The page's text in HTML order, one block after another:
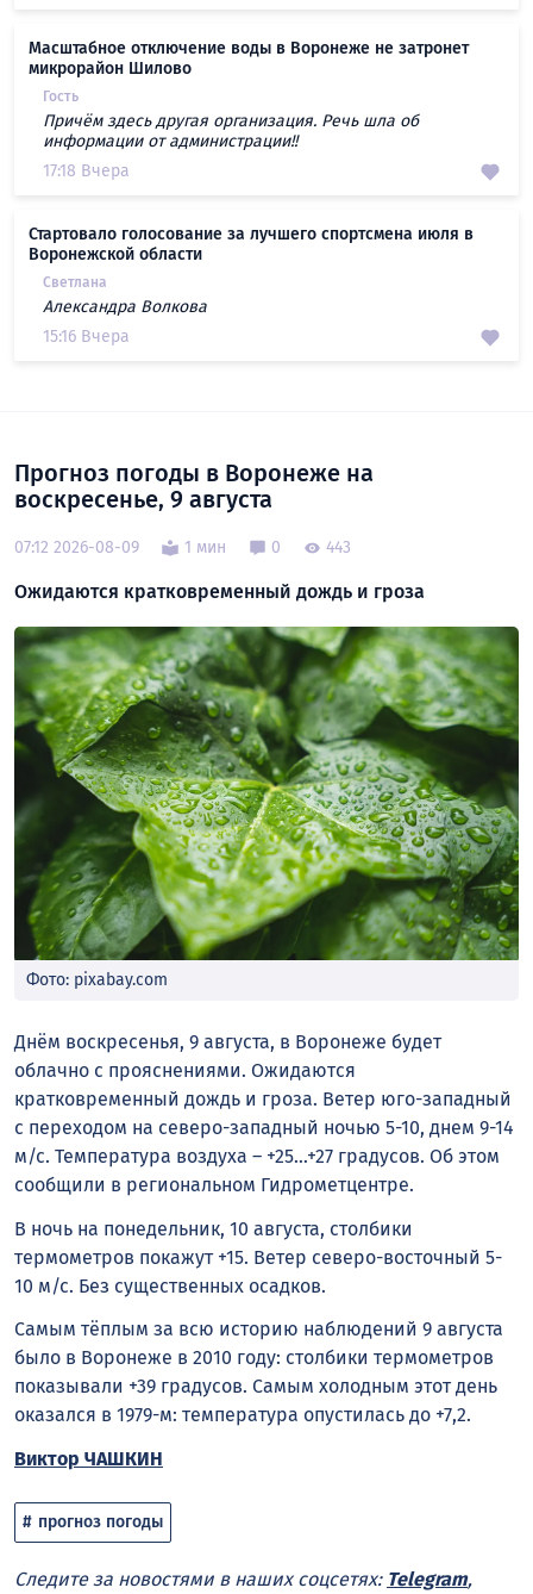
Масштабное отключение воды в Воронеже не затронет
микрорайон Шилово
Гость
Причём здесь другая организация. Речь шла об
информации от администрации!!
17:18 Вчера
Стартовало голосование за лучшего спортсмена июля в
Воронежской области
Светлана
Александра Волкова
15:16 Вчера
Прогноз погоды в Воронеже на
воскресенье, 9 августа
07:12 2026-08-09 1 мин 0 443
Ожидаются кратковременный дождь и гроза
Фото: pixabay.com
Днём воскресенья, 9 августа, в Воронеже будет
облачно с прояснениями. Ожидаются
кратковременный дождь и гроза. Ветер юго-западный
с переходом на северо-западный ночью 5-10, днем 9-14
м/с. Температура воздуха – +25…+27 градусов. Об этом
сообщили в региональном Гидрометцентре.
В ночь на понедельник, 10 августа, столбики
термометров покажут +15. Ветер северо-восточный 5-
10 м/с. Без существенных осадков.
Самым тёплым за всю историю наблюдений 9 августа
было в Воронеже в 2010 году: столбики термометров
показывали +39 градусов. Самым холодным этот день
оказался в 1979-м: температура опустилась до +7,2.
Виктор ЧАШКИН
прогноз погоды
Следите за новостями в наших соцсетях: Telegram,